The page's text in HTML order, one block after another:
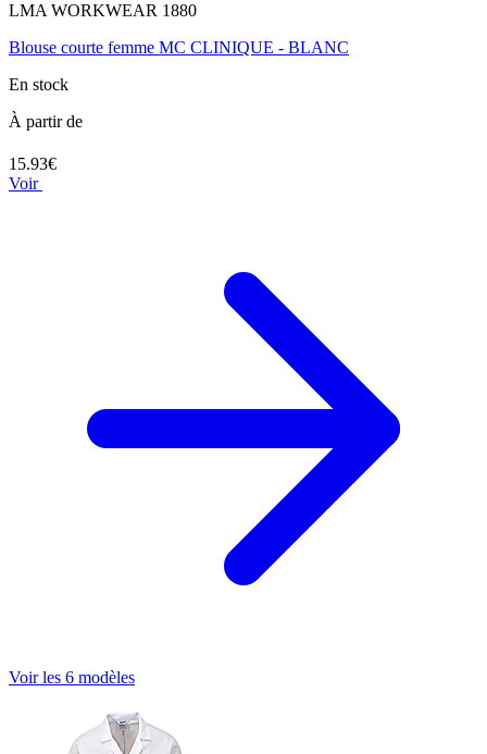
LMA WORKWEAR 1880
Blouse courte femme MC CLINIQUE - BLANC
En stock
À partir de
15.93€
Voir
Voir les 6 modèles